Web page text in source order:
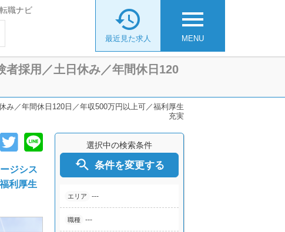
職ナビ menu
MENU

最近見た求人
者採用／土日休み／年間休日120
み／年間休日120日／年収500万円以上可／福利厚生
充実
選択中の検索条件
 条件を変更する
エリア ---
職種 ---
ジシス
利厚生